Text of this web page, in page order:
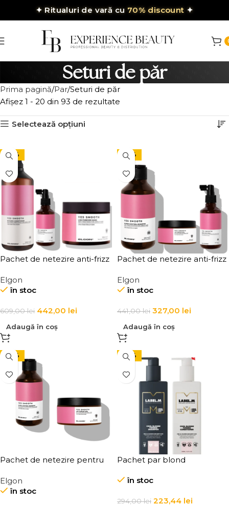
✦Ritualuri de vară cu 70% discount ✦
Seturi de păr
Prima pagină Par Seturi de păr
Afișez 1 - 20 din 93 de rezultate
Selectează opțiuni
-27%
Pachet de netezire anti-frizz
sampon 1000 ml, masca 500
ml si spray Elgon Yes
Elgon
în stoc
609,00lei 442,00 lei
Adaugă în coș
-26%
Pachet de netezire anti-frizz
rebel cu sampon, masca si
spray Elgon Yes Smooth
Elgon
în stoc
441,00lei 327,00 lei
Adaugă în coș
-27%
Pachet de netezire pentru
cu sampon si masca Elgon
Yes Smooth
Elgon
în stoc
-24%
Pachet par blond
în stoc
294,00lei 223,44 lei